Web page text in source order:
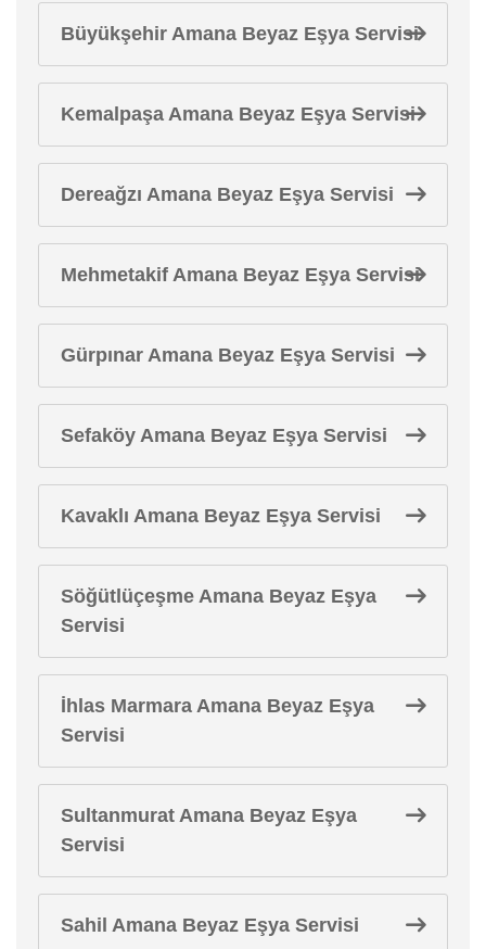
Büyükşehir Amana Beyaz Eşya Servisi
Kemalpaşa Amana Beyaz Eşya Servisi
Dereağzı Amana Beyaz Eşya Servisi
Mehmetakif Amana Beyaz Eşya Servisi
Gürpınar Amana Beyaz Eşya Servisi
Sefaköy Amana Beyaz Eşya Servisi
Kavaklı Amana Beyaz Eşya Servisi
Söğütlüçeşme Amana Beyaz Eşya
Servisi
İhlas Marmara Amana Beyaz Eşya
Servisi
Sultanmurat Amana Beyaz Eşya
Servisi
Sahil Amana Beyaz Eşya Servisi